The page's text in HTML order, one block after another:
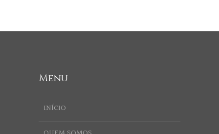
Menu
INÍCIO